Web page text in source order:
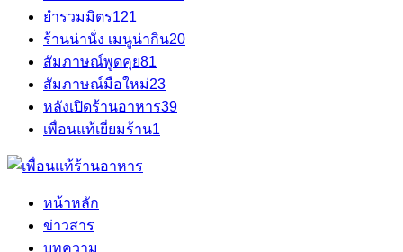
ยำรวมมิตร121
ร้านน่านั่ง เมนูน่ากิน20
สัมภาษณ์พูดคุย81
สัมภาษณ์มือใหม่23
หลังเปิดร้านอาหาร39
เพื่อนแท้เยี่ยมร้าน1
หน้าหลัก
ข่าวสาร
บทความ